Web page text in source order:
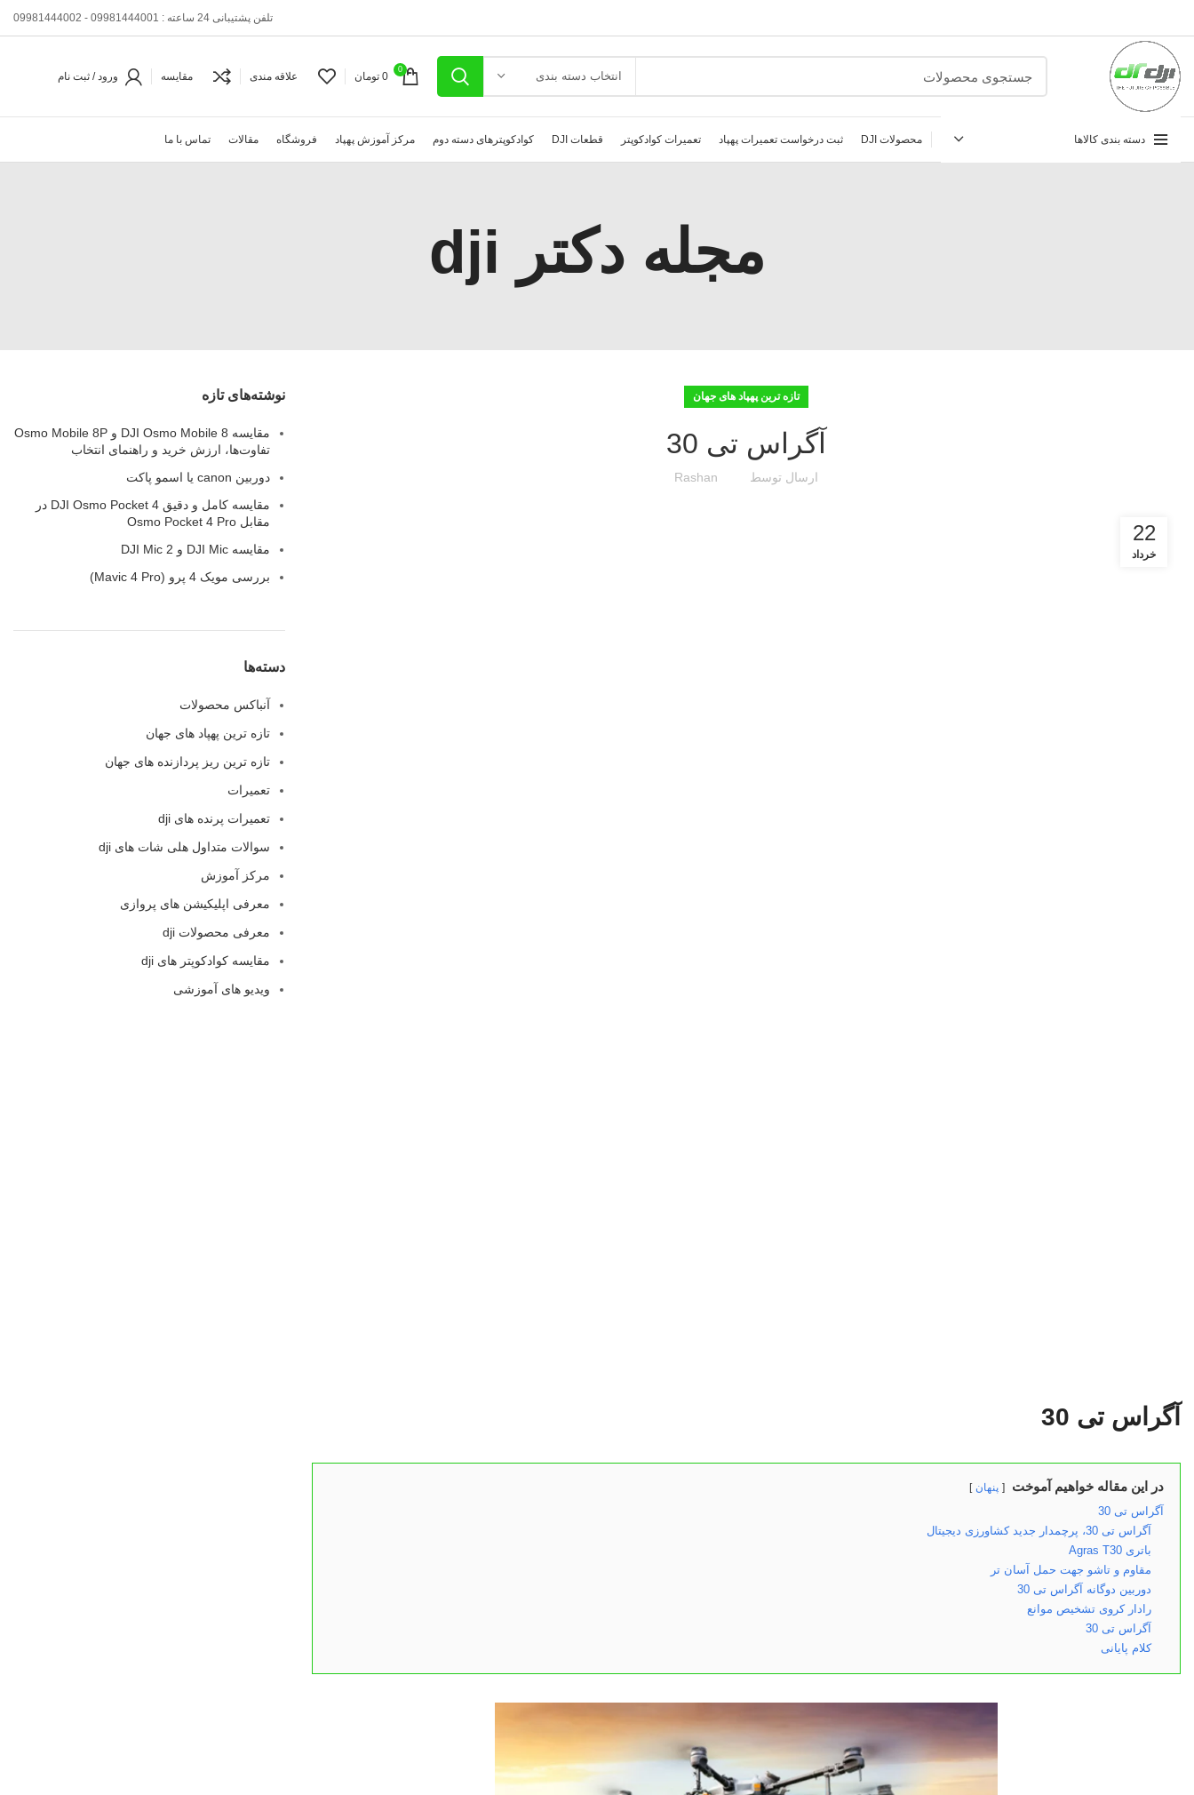
تلفن پشتیبانی 24 ساعته : 09981444001 - 09981444002
انتخاب دسته بندی 0
0 تومان علاقه مندی مقایسه ورود / ثبت نام
دسته بندی کالاها محصولات DJI ثبت درخواست تعمیرات پهپاد تعمیرات کوادکوپتر قطعات DJI کوادکوپترهای دسته دوم مرکز آموزش پهپاد فروشگاه مقالات تماس با ما
مجله دکتر dji
تازه ترین پهپاد های جهان
آگراس تی 30
ارسال توسط Rashan
22
خرداد
آگراس تی 30
در این مقاله خواهیم آموخت پنهان
آگراس تی 30
آگراس تی 30، پرچمدار جدید کشاورزی دیجیتال
باتری Agras T30
مقاوم و تاشو جهت حمل آسان تر
دوربین دوگانه آگراس تی 30
رادار کروی تشخیص موانع
آگراس تی 30
کلام پایانی
نوشته‌های تازه
مقایسه DJI Osmo Mobile 8 و Osmo Mobile 8P
تفاوت‌ها، ارزش خرید و راهنمای انتخاب
دوربین canon یا اسمو پاکت
مقایسه کامل و دقیق DJI Osmo Pocket 4 در
مقابل Osmo Pocket 4 Pro
مقایسه‌ DJI Mic و DJI Mic 2
بررسی مویک 4 پرو (Mavic 4 Pro)
دسته‌ها
آنباکس محصولات
تازه ترین پهپاد های جهان
تازه ترین ریز پردازنده های جهان
تعمیرات
تعمیرات پرنده های dji
سوالات متداول هلی شات های dji
مرکز آموزش
معرفی اپلیکیشن های پروازی
معرفی محصولات dji
مقایسه کوادکوپتر های dji
ویدیو های آموزشی